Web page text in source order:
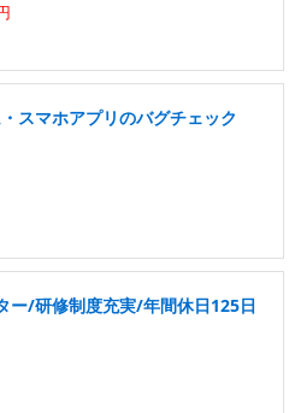
スマホアプリのバグチェック
ー/研修制度充実/年間休日125日